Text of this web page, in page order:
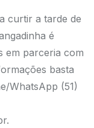
curtir a tarde de
é
em parceria com
basta
WhatsApp (51)